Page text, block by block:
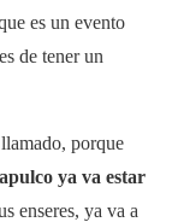
es un evento
de tener un
porque
ya va estar
enseres, ya va a